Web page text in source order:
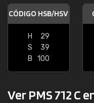
CÓDIGO HSB/HSV
H
29
S
39
B
100
Ver PMS 712 C